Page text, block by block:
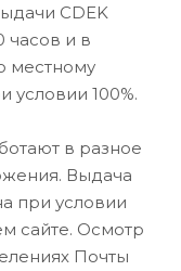
CDEK
часов и в
местному
условии 100%.
в разное
Выдача
при условии
сайте. Осмотр
Почты